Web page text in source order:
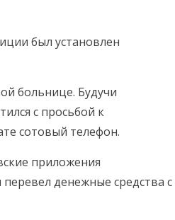
был установлен
больнице. Будучи
с просьбой к
сотовый телефон.
приложения
денежные средства с